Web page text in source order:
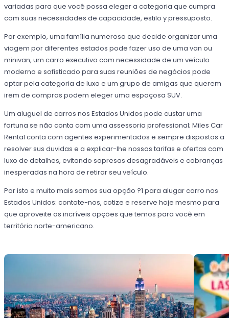
variadas para que você possa eleger a categoria que cumpra
com suas necessidades de capacidade, estilo y pressuposto.
Por exemplo, uma família numerosa que decide organizar uma
viagem por diferentes estados pode fazer uso de uma van ou
minivan, um carro executivo com necessidade de um veículo
moderno e sofisticado para suas reuniões de negócios pode
optar pela categoria de luxo e um grupo de amigas que querem
irem de compras podem eleger uma espaçosa SUV.
Um aluguel de carros nos Estados Unidos pode custar uma
fortuna se não conta com uma assessoria professional; Miles Car
Rental conta com agentes experimentados e sempre dispostos a
resolver sus duvidas e a explicar-lhe nossas tarifas e ofertas com
luxo de detalhes, evitando sopresas desagradáveis e cobranças
inesperadas na hora de retirar seu veículo.
Por isto e muito mais somos sua opção ?1 para alugar carro nos
Estados Unidos: contate-nos, cotize e reserve hoje mesmo para
que aproveite as incríveis opções que temos para você em
território norte-americano.